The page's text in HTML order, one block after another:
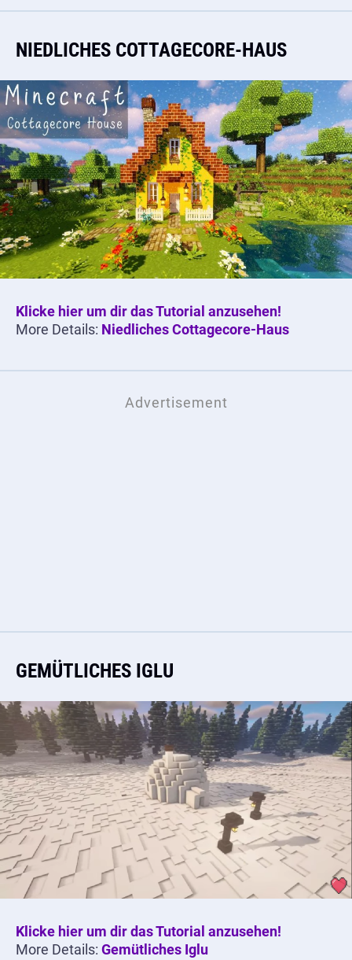
NIEDLICHES COTTAGECORE-HAUS
Klicke hier um dir das Tutorial anzusehen!
More Details: Niedliches Cottagecore-Haus
GEMÜTLICHES IGLU
Klicke hier um dir das Tutorial anzusehen!
More Details: Gemütliches Iglu